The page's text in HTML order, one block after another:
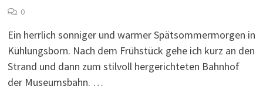
0
Ein herrlich sonniger und warmer Spätsommermorgen in
Kühlungsborn. Nach dem Frühstück gehe ich kurz an den
Strand und dann zum stilvoll hergerichteten Bahnhof
der Museumsbahn. …